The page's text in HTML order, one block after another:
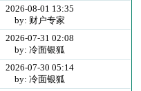
2026-08-01 13:35
by: 财户专家
2026-07-31 02:08
by: 冷面银狐
2026-07-30 05:14
by: 冷面银狐